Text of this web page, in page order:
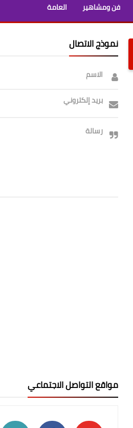
فن ومشاهير العامة
نموذج الاتصال
الاسم
بريد إلكتروني
رسالة
مواقع التواصل الاجتماعي